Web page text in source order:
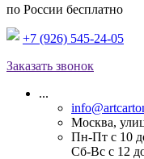
по России бесплатно
+7 (926) 545-24-05
Заказать звонок
...
Москва,
Пн-Пт с 10
Сб-Вс с 12